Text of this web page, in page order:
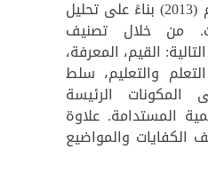
الكفاية من قبل بنثام (2013) بناءً على تحليل
من خلال تصنيف
القيم، المعرفة،
والتعليم، سلط
المكونات الرئيسة
المستدامة. علاوة
الكفايات والمواضيع